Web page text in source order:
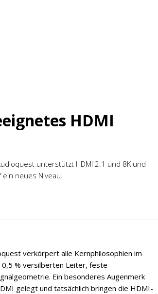
HDMI
unterstützt HDMI 2.1 und 8K und
neues Niveau.
verkörpert alle Kernphilosophien im
% versilberten Leiter, feste
Ein besonderes Augenmerk
gelegt und tatsächlich bringen die HDMI-